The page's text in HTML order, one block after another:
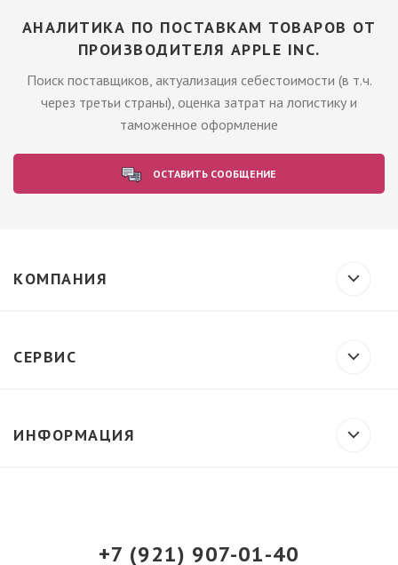
АНАЛИТИКА ПО ПОСТАВКАМ ТОВАРОВ ОТ
ПРОИЗВОДИТЕЛЯ APPLE INC.
Поиск поставщиков, актуализация себестоимости (в т.ч.
через третьи страны), оценка затрат на логистику и
таможенное оформление
ОСТАВИТЬ СООБЩЕНИЕ
КОМПАНИЯ
СЕРВИС
ИНФОРМАЦИЯ
+7 (921) 907-01-40